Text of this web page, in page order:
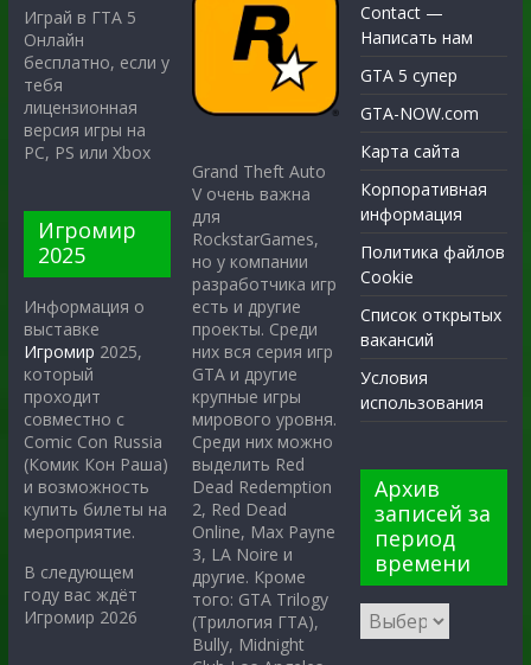
Играй в ГТА 5
Онлайн
бесплатно, если у
тебя
лицензионная
версия игры на
PC, PS или Xbox
Игромир
2025
Информация о
выставке
Игромир 2025,
который
проходит
совместно с
Comic Con Russia
(Комик Кон Раша)
и возможность
купить билеты на
мероприятие.
В следующем
году вас ждёт
Игромир 2026
Grand Theft Auto
V очень важна
для
RockstarGames,
но у компании
разработчика игр
есть и другие
проекты. Среди
них вся серия игр
GTA и другие
крупные игры
мирового уровня.
Среди них можно
выделить Red
Dead Redemption
2, Red Dead
Online, Max Payne
3, LA Noire и
другие. Кроме
того: GTA Trilogy
(Трилогия ГТА),
Bully, Midnight
Contact —
Написать нам
GTA 5 супер
GTA-NOW.com
Карта сайта
Корпоративная
информация
Политика файлов
Cookie
Список открытых
вакансий
Условия
использования
Архив
записей за
период
времени